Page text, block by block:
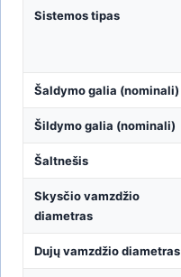
Sistemos tipas
Šaldymo galia (nominali)
Šildymo galia (nominali)
Šaltnešis
Skysčio vamzdžio
diametras
Dujų vamzdžio diametras